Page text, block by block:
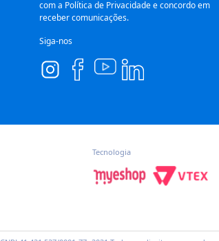
com a Política de Privacidadee concordo em
receber comunicações.
Siga-nos
Tecnologia